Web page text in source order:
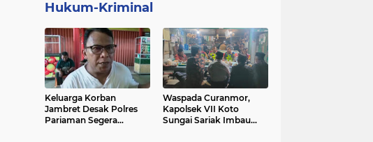
Hukum-Kriminal
Keluarga Korban
Jambret Desak Polres
Pariaman Segera
Waspada Curanmor,
Kapolsek VII Koto
Sungai Sariak Imbau